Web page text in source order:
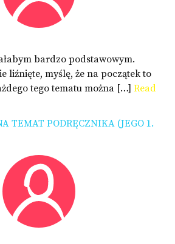
bardzo podstawowym.
liźnięte, myślę, że na początek to
tego tematu można […] Read
TEMAT PODRĘCZNIKA (JEGO 1.